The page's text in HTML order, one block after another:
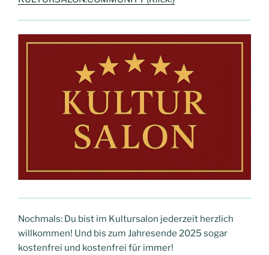
Nochmals: Du bist im Kultursalon jederzeit herzlich
willkommen! Und bis zum Jahresende 2025 sogar
kostenfrei und kostenfrei für immer!